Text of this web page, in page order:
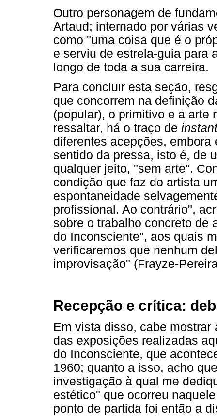
Outro personagem de
Artaud; internado por várias
como "uma coisa que é o
e serviu de estrela-guia para
longo de toda a sua carreira.
Para concluir esta seção,
que concorrem na definição
(popular), o primitivo e a arte
ressaltar, há o traço de
diferentes acepções,
sentido da pressa, isto é, de
qualquer jeito, "sem arte".
condição que faz do artista
espontaneidade
profissional. Ao contrário",
sobre o trabalho concreto de
do Inconsciente", aos quais
verificaremos que nenhum
improvisação" (Frayze-
Recepção e crítica:
Em vista disso, cabe
das exposições realizadas
do Inconsciente, que
1960; quanto a isso, acho
investigação à qual me
estético" que ocorreu
ponto de partida foi então a